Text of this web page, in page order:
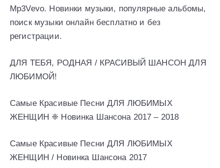
Mp3Vevo. Новинки музыки, популярные альбомы,
поиск музыки онлайн бесплатно и без
регистрации.
ДЛЯ ТЕБЯ, РОДНАЯ / КРАСИВЫЙ ШАНСОН ДЛЯ
ЛЮБИМОЙ!
Самые Красивые Песни ДЛЯ ЛЮБИМЫХ
ЖЕНЩИН ❈ Новинка Шансона 2017 – 2018
Самые Красивые Песни ДЛЯ ЛЮБИМЫХ
ЖЕНЩИН / Новинка Шансона 2017